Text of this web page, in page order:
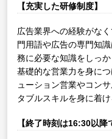
【充実した研修制度】
広告業界への経験がな
門用語や広告の専門知
務に必要な知識をしっ
基礎的な営業力を身に
ューション営業やコン
タブルスキルを身に着け
【終了時刻は16:30以降